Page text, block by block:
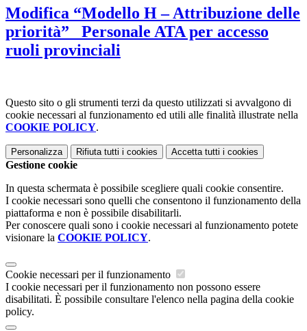
Modifica “Modello H – Attribuzione delle
priorità”_ Personale ATA per accesso
ruoli provinciali
Questo sito o gli strumenti terzi da questo utilizzati si avvalgono di
cookie necessari al funzionamento ed utili alle finalità illustrate nella
COOKIE POLICY.
Personalizza Rifiuta tutti i cookies Accetta tutti i cookies
Gestione cookie
In questa schermata è possibile scegliere quali cookie consentire.
I cookie necessari sono quelli che consentono il funzionamento della
piattaforma e non è possibile disabilitarli.
Per conoscere quali sono i cookie necessari al funzionamento potete
visionare la COOKIE POLICY.
Cookie necessari per il funzionamento
I cookie necessari per il funzionamento non possono essere
disabilitati. È possibile consultare l'elenco nella pagina della cookie
policy.